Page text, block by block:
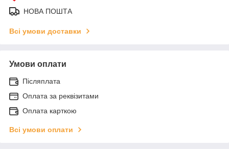
НОВА ПОШТА
Всі умови доставки
Умови оплати
Післяплата
Оплата за реквізитами
Оплата карткою
Всі умови оплати